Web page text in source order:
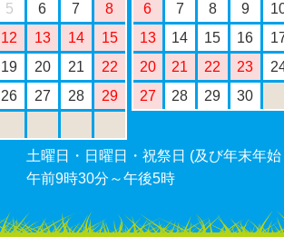
5 6 7
8
12 13 14
15
19 20 21
22
26 27 28
29
6
7 8 9
13
14 15 16
20
21 22 23
27
28 29 30
土曜日・日曜日・祝祭日 (及び年末年
午前9時30分～午後5時